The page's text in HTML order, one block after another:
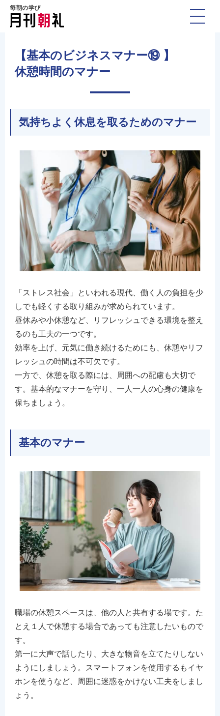
毎朝の学び
【基本のビジネスマナー⑲ 】
休憩時間のマナー
気持ちよく休息を取るためのマナー
「ストレス社会」といわれる現代、働く人の負担を少
しでも軽くする取り組みが求められています。
昼休みや小休憩など、リフレッシュできる環境を整え
るのも工夫の一つです。
効率を上げ、元気に働き続けるためにも、休憩やリフ
レッシュの時間は不可欠です。
一方で、休憩を取る際には、周囲への配慮も大切で
す。基本的なマナーを守り、一人一人の心身の健康を
保ちましょう。
基本のマナー
職場の休憩スペースは、他の人と共有する場です。た
とえ１人で休憩する場合であっても注意したいもので
す。
第一に大声で話したり、大きな物音を立てたりしない
ようにしましょう。スマートフォンを使用するもイヤ
ホンを使うなど、周囲に迷惑をかけない工夫をしまし
ょう。